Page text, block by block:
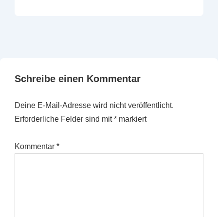
Schreibe einen Kommentar
Deine E-Mail-Adresse wird nicht veröffentlicht.
Erforderliche Felder sind mit* markiert
Kommentar *